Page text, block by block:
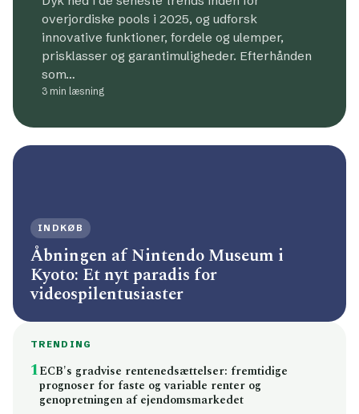
overjordiske pools i 2025, og udforsk
innovative funktioner, fordele og ulemper,
prisklasser og garantimuligheder. Efterhånden
som…
3 min læsning
INDKØB
Åbningen af Nintendo Museum i
Kyoto: Et nyt paradis for
videospilentusiaster
TRENDING
1ECB's gradvise rentenedsættelser: fremtidige
prognoser for faste og variable renter og
genopretningen af ejendomsmarkedet